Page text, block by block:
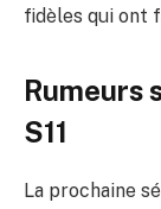
fidèles qui ont
Rumeurs
S11
La prochaine